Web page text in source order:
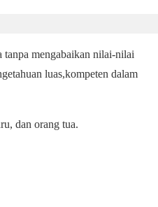
tanpa mengabaikan nilai-nilai
luas,kompeten dalam
dan orang tua.